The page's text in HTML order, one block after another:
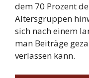
dem 70 Prozent
Altersgruppen
sich nach einem
man Beiträge
verlassen kann.